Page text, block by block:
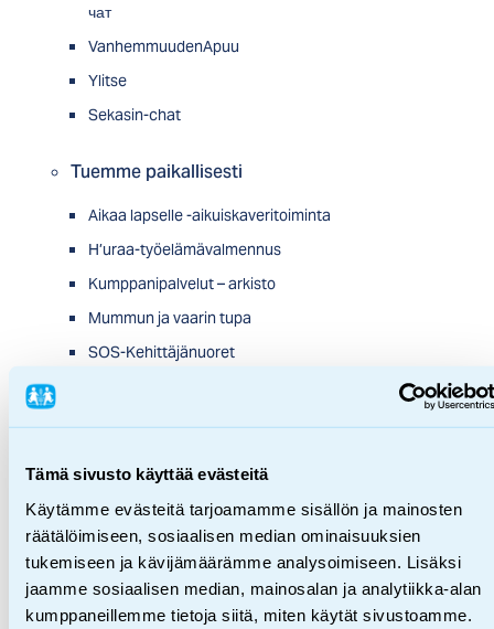
Tämä sivusto käyttää evästeitä
Käytämme evästeitä tarjoamamme sisällön ja mainosten
räätälöimiseen, sosiaalisen median ominaisuuksien
tukemiseen ja kävijämäärämme analysoimiseen. Lisäksi
jaamme sosiaalisen median, mainosalan ja analytiikka-alan
kumppaneillemme tietoja siitä, miten käytät sivustoamme.
чат
VanhemmuudenApuu
Ylitse
Sekasin-chat
Tuemme paikallisesti
Aikaa lapselle -aikuiskaveritoiminta
H’uraa-työelämävalmennus
Kumppanipalvelut – arkisto
Mummun ja vaarin tupa
SOS-Kehittäjänuoret
Tuemme maailmalla
Kehitysyhteistyö
Hätäapu
Lastensuojelupalvelut